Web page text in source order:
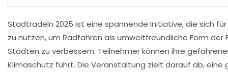
Stadtradeln 2025 ist eine spannende Initiative, die sich
zu nutzen, um Radfahren als umweltfreundliche Form
Städten zu verbessern. Teilnehmer können ihre
Klimaschutz führt. Die Veranstaltung zielt darauf ab, eine